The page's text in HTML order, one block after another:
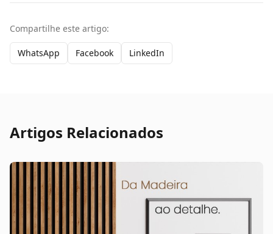
Compartilhe este artigo:
WhatsApp Facebook LinkedIn
Artigos Relacionados